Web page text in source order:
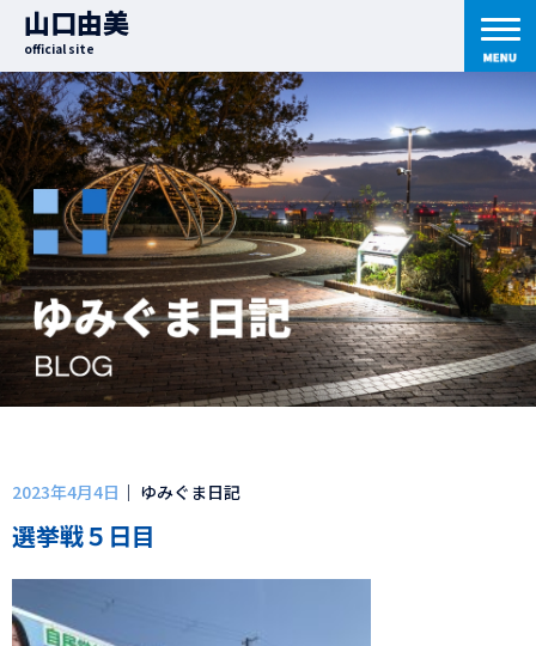
山口由美
official site
2023年4月4日 ｜ ゆみぐま日記
選挙戦５日目